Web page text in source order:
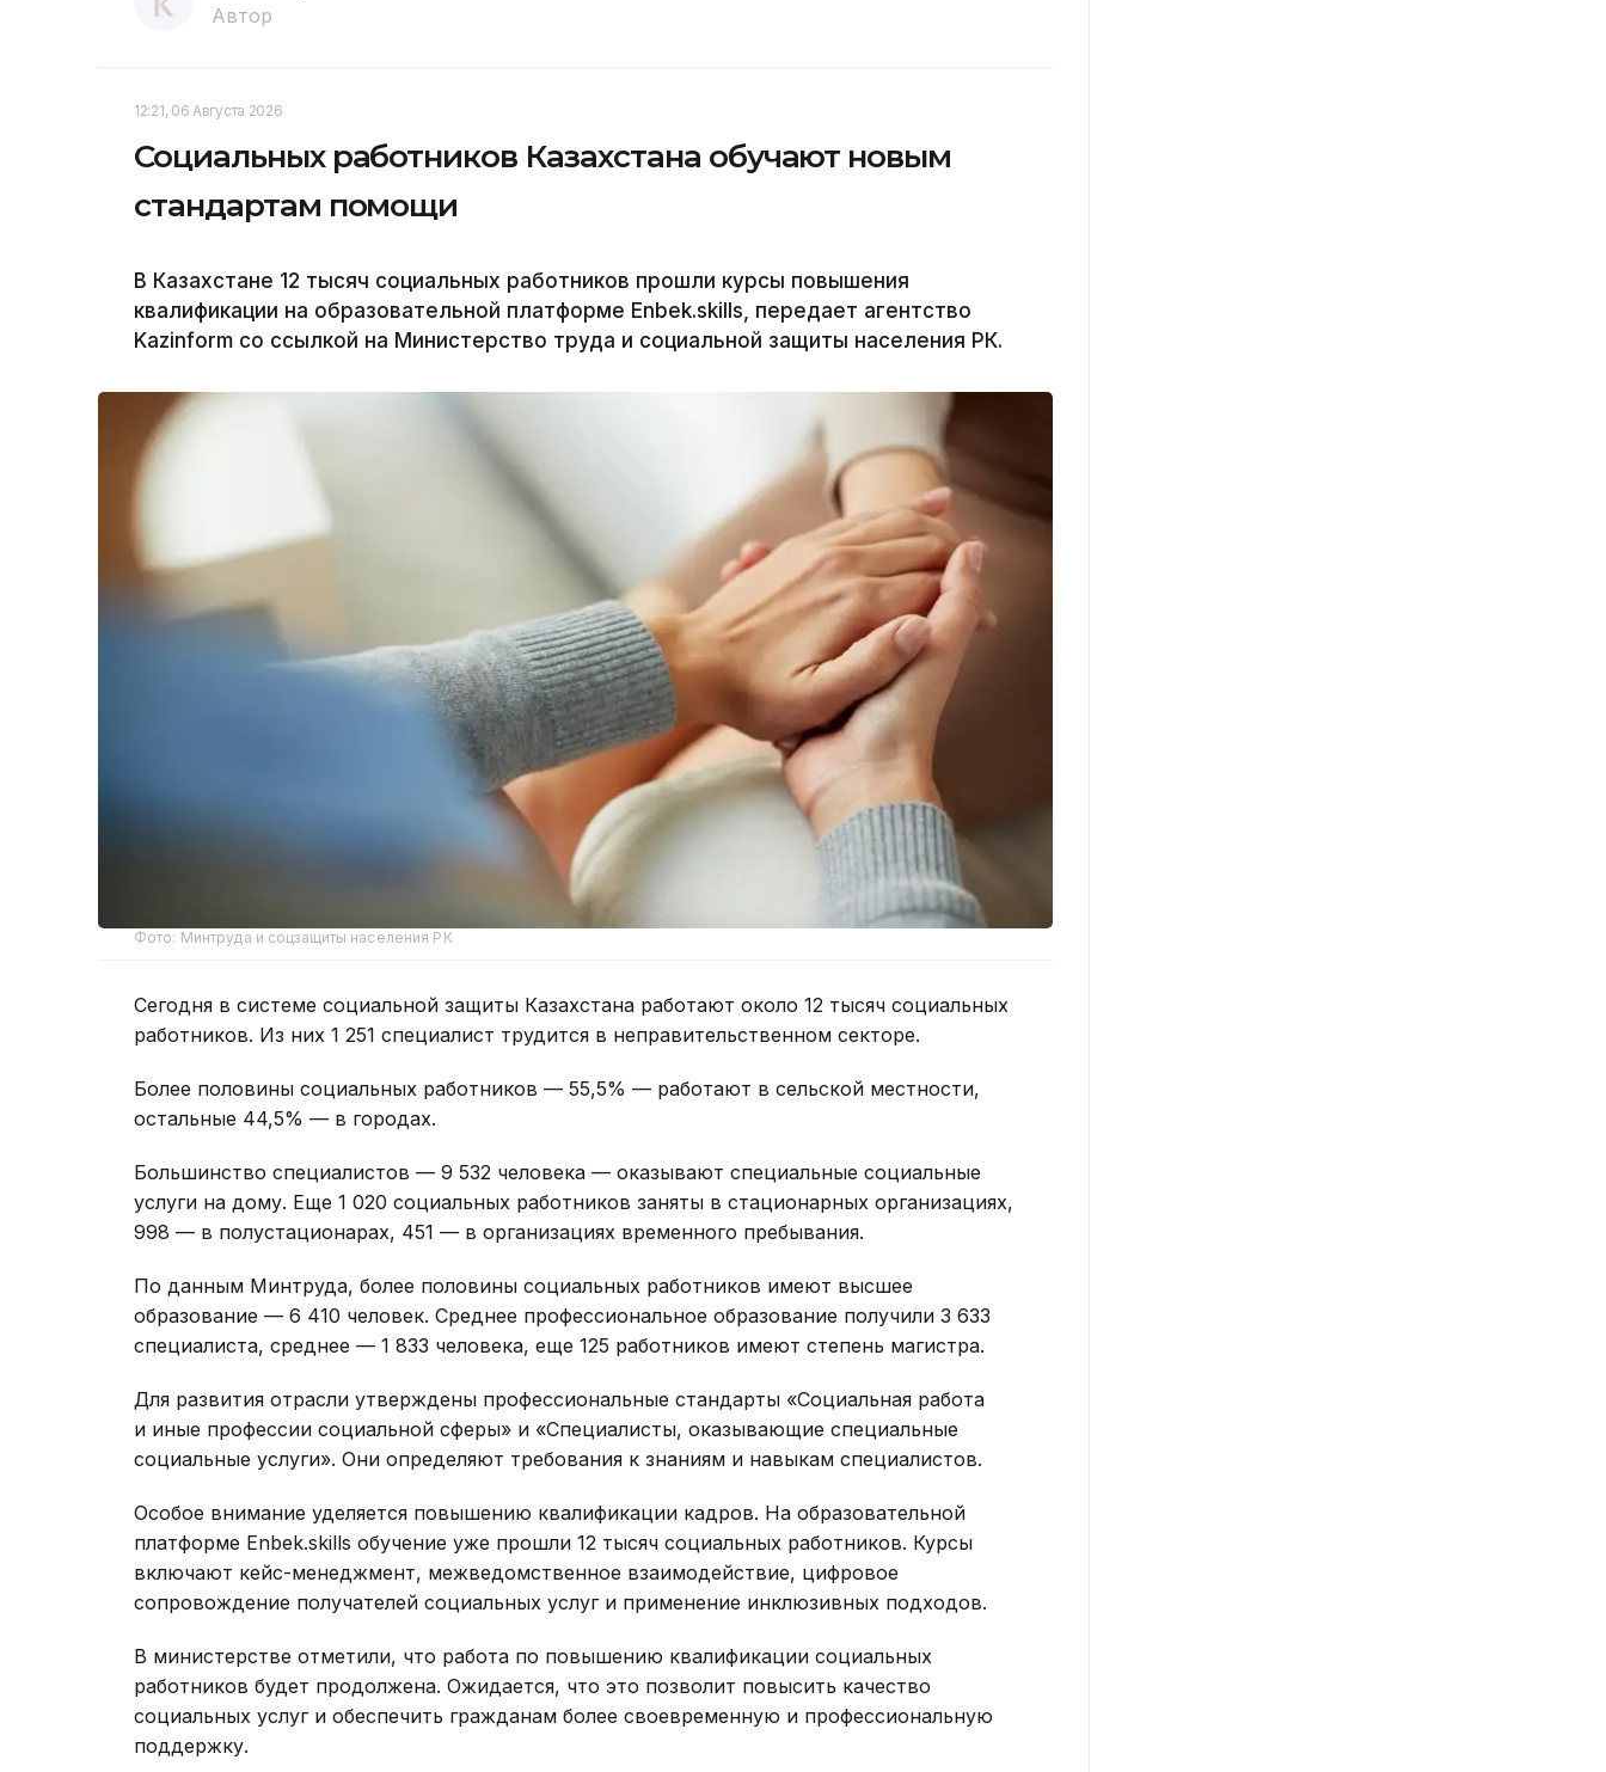
Автор
12:21, 06 Августа 2026
Социальных работников Казахстана обучают новым
стандартам помощи
В Казахстане 12 тысяч социальных работников прошли курсы повышения
квалификации на образовательной платформе Enbek.skills, передает агентство
Kazinform со ссылкой на Министерство труда и социальной защиты населения РК.
Фото: Минтруда и соцзащиты населения РК
Сегодня в системе социальной защиты Казахстана работают около 12 тысяч социальных
работников. Из них 1 251 специалист трудится в неправительственном секторе.
Более половины социальных работников — 55,5% — работают в сельской местности,
остальные 44,5% — в городах.
Большинство специалистов — 9 532 человека — оказывают специальные социальные
услуги на дому. Еще 1 020 социальных работников заняты в стационарных организациях,
998 — в полустационарах, 451 — в организациях временного пребывания.
По данным Минтруда, более половины социальных работников имеют высшее
образование — 6 410 человек. Среднее профессиональное образование получили 3 633
специалиста, среднее — 1 833 человека, еще 125 работников имеют степень магистра.
Для развития отрасли утверждены профессиональные стандарты «Социальная работа
и иные профессии социальной сферы» и «Специалисты, оказывающие специальные
социальные услуги». Они определяют требования к знаниям и навыкам специалистов.
Особое внимание уделяется повышению квалификации кадров. На образовательной
платформе Enbek.skills обучение уже прошли 12 тысяч социальных работников. Курсы
включают кейс-менеджмент, межведомственное взаимодействие, цифровое
сопровождение получателей социальных услуг и применение инклюзивных подходов.
В министерстве отметили, что работа по повышению квалификации социальных
работников будет продолжена. Ожидается, что это позволит повысить качество
социальных услуг и обеспечить гражданам более своевременную и профессиональную
поддержку.